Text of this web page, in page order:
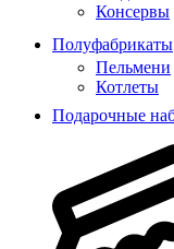
Консервы
Полуфабрикаты
Пельмени
Котлеты
Подарочные